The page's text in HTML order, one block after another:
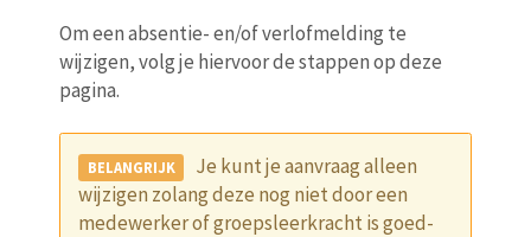
Om een absentie- en/of verlofmelding te
wijzigen, volg je hiervoor de stappen op deze
pagina.
Je kunt je aanvraag alleen
wijzigen zolang deze nog niet door een
medewerker of groepsleerkracht is goed-